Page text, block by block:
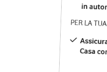
in
PER LA
Casa